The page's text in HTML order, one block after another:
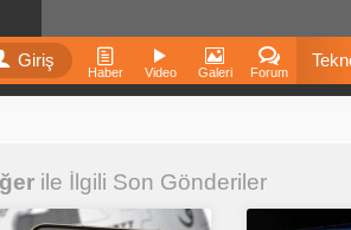
Giriş
Haber Video Galeri Forum
ile İlgili Son Gönderiler